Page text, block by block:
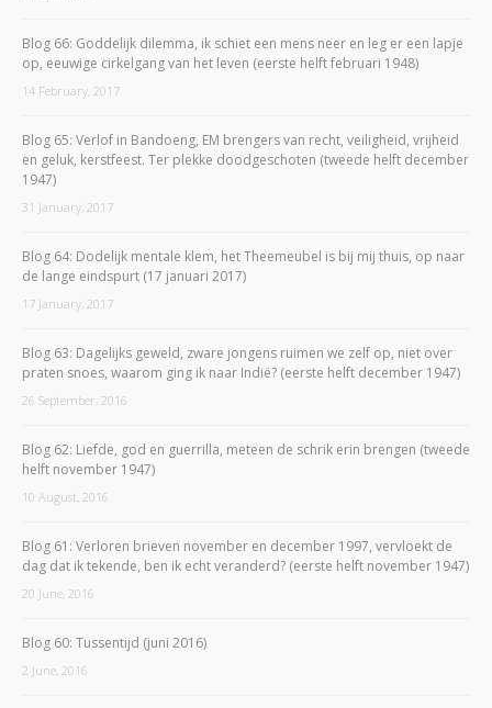
Blog 66: Goddelijk dilemma, ik schiet een mens neer en leg er een lapje
op, eeuwige cirkelgang van het leven (eerste helft februari 1948)
14 February, 2017
Blog 65: Verlof in Bandoeng, EM brengers van recht, veiligheid, vrijheid
en geluk, kerstfeest. Ter plekke doodgeschoten (tweede helft december
1947)
31 January, 2017
Blog 64: Dodelijk mentale klem, het Theemeubel is bij mij thuis, op naar
de lange eindspurt (17 januari 2017)
17 January, 2017
Blog 63: Dagelijks geweld, zware jongens ruimen we zelf op, niet over
praten snoes, waarom ging ik naar Indië? (eerste helft december 1947)
26 September, 2016
Blog 62: Liefde, god en guerrilla, meteen de schrik erin brengen (tweede
helft november 1947)
10 August, 2016
Blog 61: Verloren brieven november en december 1997, vervloekt de
dag dat ik tekende, ben ik echt veranderd? (eerste helft november 1947)
20 June, 2016
Blog 60: Tussentijd (juni 2016)
2 June, 2016